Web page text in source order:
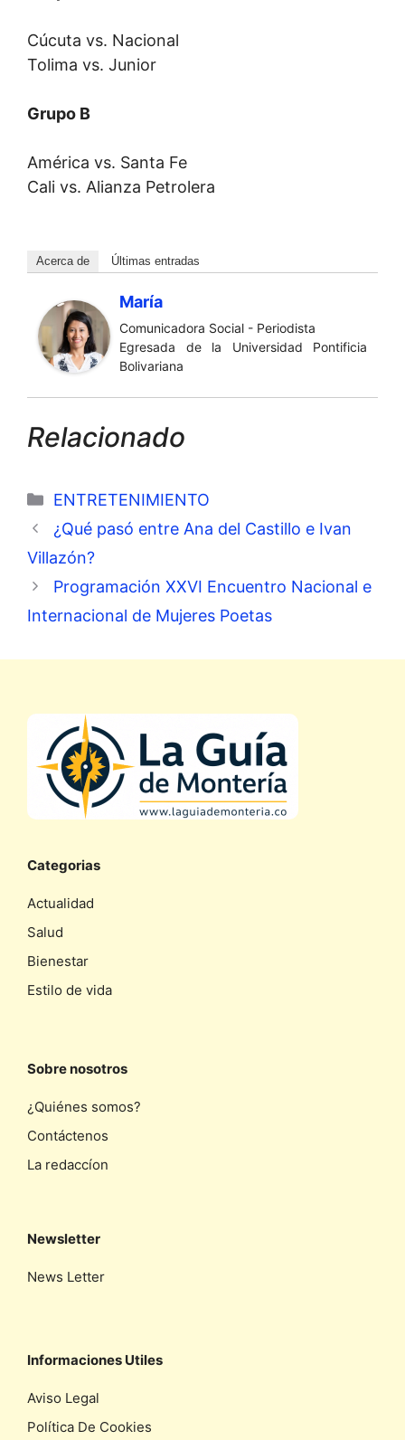
Cúcuta vs. Nacional
Tolima vs. Junior
Grupo B
América vs. Santa Fe
Cali vs. Alianza Petrolera
Acerca de Últimas entradas
María
Comunicadora Social - Periodista
Egresada de la Universidad Pontificia
Bolivariana
Relacionado
Categorías
ENTRETENIMIENTO
¿Qué pasó entre Ana del Castillo e Ivan
Villazón?
Programación XXVI Encuentro Nacional e
Internacional de Mujeres Poetas
Categorias
Actualidad
Salud
Bienestar
Estilo de vida
Sobre nosotros
¿Quiénes somos?
Contáctenos
La redaccíon
Newsletter
News Letter
Informaciones Utiles
Aviso Legal
Política De Cookies